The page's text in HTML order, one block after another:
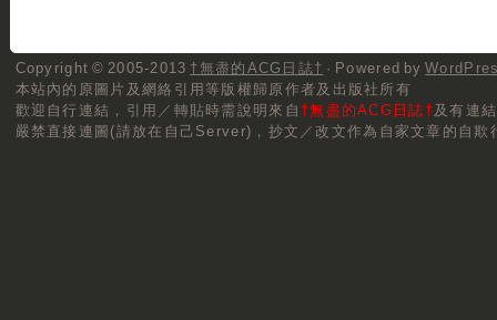
Copyright © 2005-2013 †無盡的ACG日誌† · Powered by
本站內的原圖片及網絡引用等版權歸原作者及出版社所有
歡迎自行連結， 引用／轉貼時需說明來自 †無盡的ACG日誌†及有連
嚴禁直接連圖(請放在自己Server)，抄文／改文作為自家文章的自欺